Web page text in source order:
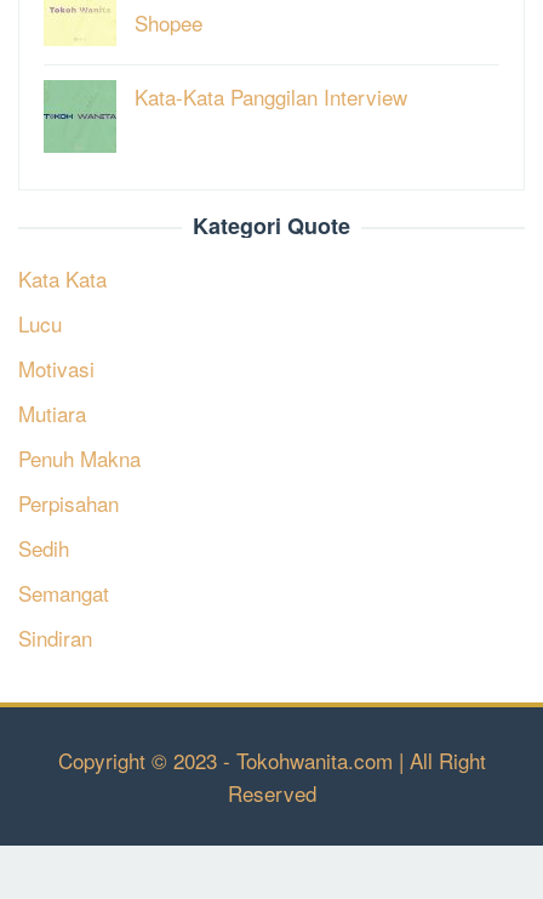
Shopee
Kata-Kata Panggilan Interview
Kategori Quote
Kata Kata
Lucu
Motivasi
Mutiara
Penuh Makna
Perpisahan
Sedih
Semangat
Sindiran
Copyright © 2023 - Tokohwanita.com | All Right
Reserved